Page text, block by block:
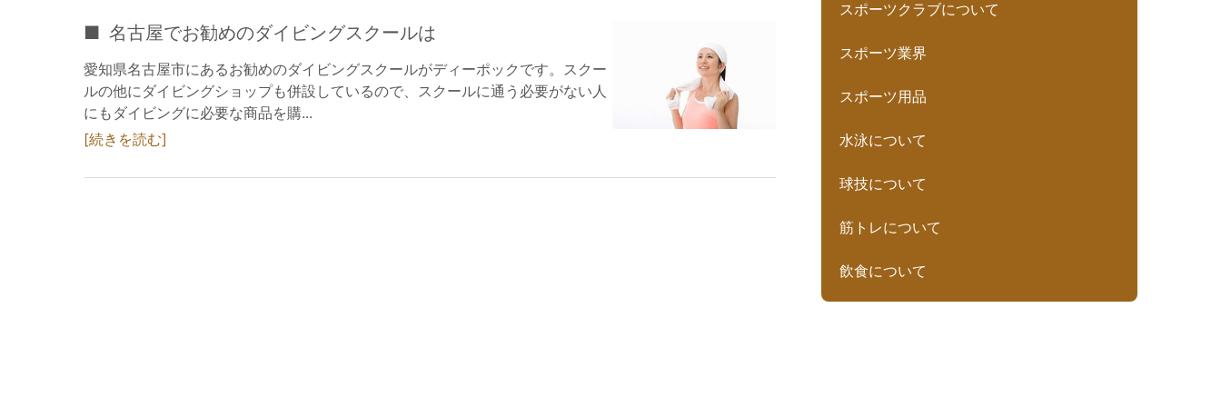
名古屋でお勧めのダイビングスクールは
愛知県名古屋市にあるお勧めのダイビングスクールがディーポックです。スクー
ルの他にダイビングショップも併設しているので、スクールに通う必要がない人
にもダイビングに必要な商品を購...
続きを読む
スポーツクラブについて
スポーツ業界
スポーツ用品
水泳について
球技について
筋トレについて
飲食について